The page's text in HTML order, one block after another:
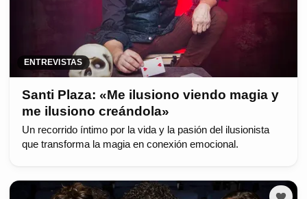
ENTREVISTAS
Santi Plaza: «Me ilusiono viendo magia y
me ilusiono creándola»
Un recorrido íntimo por la vida y la pasión del ilusionista
que transforma la magia en conexión emocional.